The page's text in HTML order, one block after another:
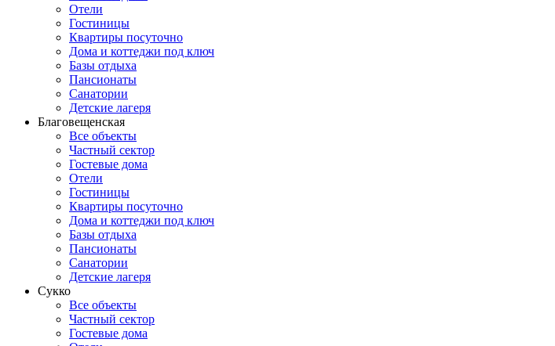
Отели
Гостиницы
Квартиры посуточно
Дома и коттеджи под ключ
Базы отдыха
Пансионаты
Санатории
Детские лагеря
Благовещенская
Все объекты
Частный сектор
Гостевые дома
Отели
Гостиницы
Квартиры посуточно
Дома и коттеджи под ключ
Базы отдыха
Пансионаты
Санатории
Детские лагеря
Сукко
Все объекты
Частный сектор
Гостевые дома